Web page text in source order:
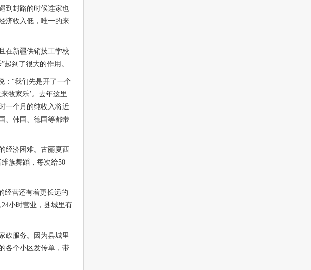
到封路的时候连家也
济收入低，唯一的来
在新疆供销技工学校
到了很大的作用。
：“我们先是开了一个
牧家乐’。去年这里
一个月的纯收入将近
、韩国、德国等都带
经济困难。古丽夏西
族舞蹈，每次给50
经营还有着更长远的
小时营业，县城里有
政服务。因为县城里
各个小区发传单，带